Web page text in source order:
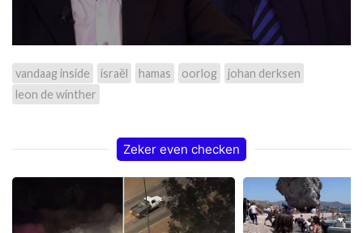
vandaag inside israël hamas oorlog
johan derksen
leon de winther
Zeker even checken